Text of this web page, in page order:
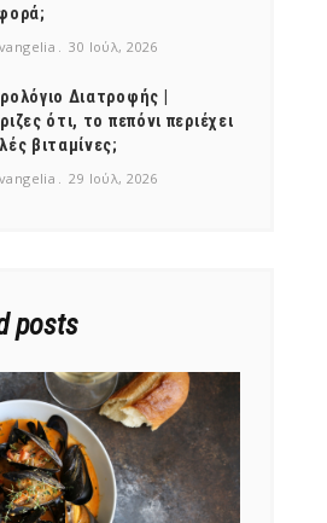
30 Ιούλ, 2026
Διατροφής |
ότι, το πεπόνι περιέχει
βιταμίνες;
29 Ιούλ, 2026
posts
mel
y updates
fro
m